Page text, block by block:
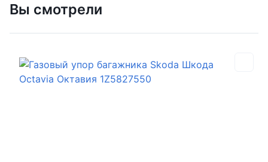
Вы смотрели